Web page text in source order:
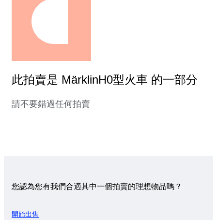
此拍賣是 MärklinH0型火車 的一部分
請不要錯過任何拍賣
您認為您有我們合適其中一個拍賣的理想物品嗎？
開始出售